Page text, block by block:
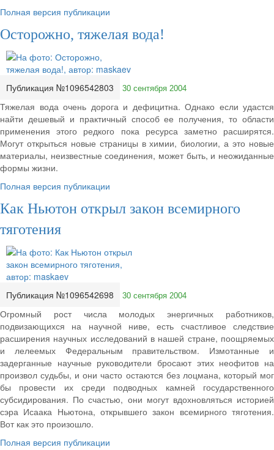
Полная версия публикации
Осторожно, тяжелая вода!
Публикация №1096542803 30 сентября 2004
Тяжелая вода очень дорога и дефицитна. Однако если удастся
найти дешевый и практичный способ ее получения, то области
применения этого редкого пока ресурса заметно расширятся.
Могут открыться новые страницы в химии, биологии, а это новые
материалы, неизвестные соединения, может быть, и неожиданные
формы жизни.
Полная версия публикации
Как Ньютон открыл закон всемирного
тяготения
Публикация №1096542698 30 сентября 2004
Огромный рост числа молодых энергичных работников,
подвизающихся на научной ниве, есть счастливое следствие
расширения научных исследований в нашей стране, поощряемых
и лелеемых Федеральным правительством. Измотанные и
задерганные научные руководители бросают этих неофитов на
произвол судьбы, и они часто остаются без лоцмана, который мог
бы провести их среди подводных камней государственного
субсидирования. По счастью, они могут вдохновляться историей
сэра Исаака Ньютона, открывшего закон всемирного тяготения.
Вот как это произошло.
Полная версия публикации